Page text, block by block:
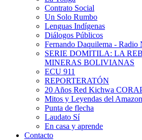
Contrato Social
Un Solo Rumbo
Lenguas Indígenas
Diálogos Públicos
Fernando Daquilema - Radio
SERIE DOMITILA: LA
MINERAS BOLIVIANAS
ECU 911
REPORTERATÓN
20 Años Red Kichwa
Mitos y Leyendas del
Punta de flecha
Laudato Sí
En casa y aprende
Contacto